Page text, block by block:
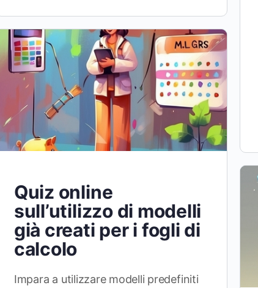
Quiz online
sull’utilizzo di modelli
già creati per i fogli di
calcolo
Impara a utilizzare modelli predefiniti